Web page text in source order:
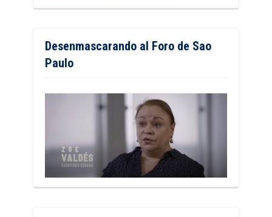
Desenmascarando al Foro de Sao
Paulo